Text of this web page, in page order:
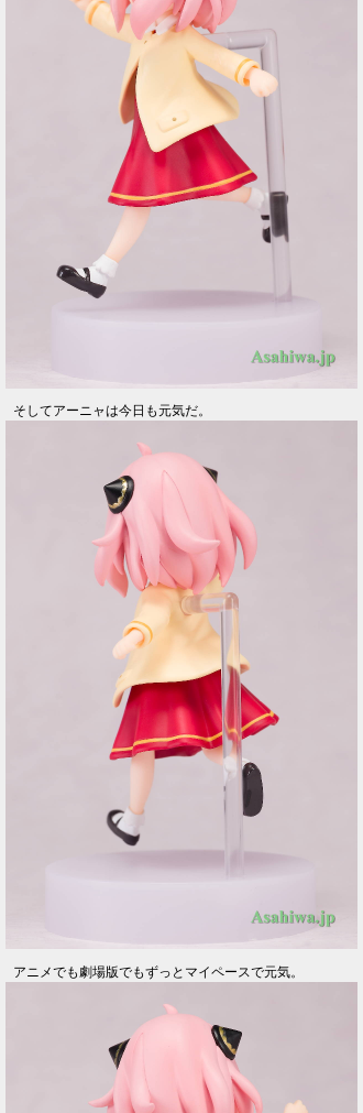
そしてアーニャは今日も元気だ。
アニメでも劇場版でもずっとマイペースで元気。